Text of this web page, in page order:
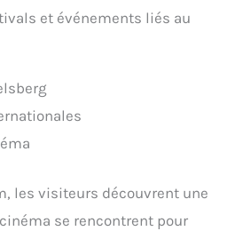
et événements liés au
les visiteurs découvrent une
se rencontrent pour